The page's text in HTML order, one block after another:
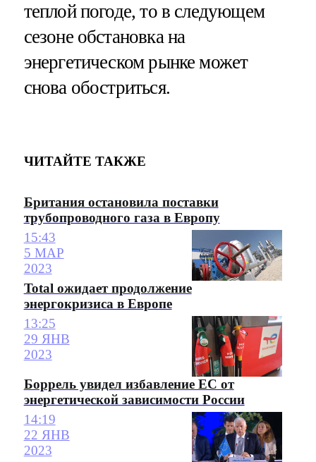
теплой погоде, то в следующем
сезоне обстановка на
энергетическом рынке может
снова обостриться.
ЧИТАЙТЕ ТАКЖЕ
Британия остановила поставки
трубопроводного газа в Европу
15:43
5 МАР
2023
Total ожидает продолжение
энергокризиса в Европе
13:25
29 ЯНВ
2023
Боррель увидел избавление ЕС от
энергетической зависимости России
14:19
22 ЯНВ
2023